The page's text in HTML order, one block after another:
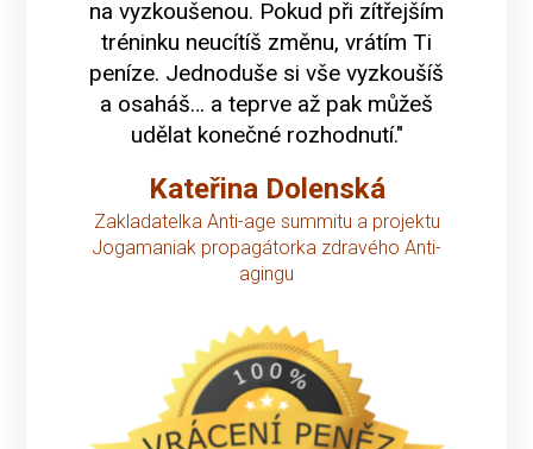
na vyzkoušenou. Pokud při zítřejším
tréninku neucítíš změnu, vrátím Ti
peníze. Jednoduše si vše vyzkoušíš
a osaháš… a teprve až pak můžeš
udělat konečné rozhodnutí."
Kateřina Dolenská
Zakladatelka Anti-age summitu aprojektu
Jogamaniak propagátorka zdravého Anti-
agingu